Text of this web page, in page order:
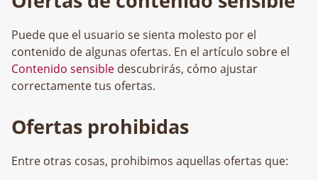
Puede que el usuario se sienta molesto por el
contenido de algunas ofertas. En el artículo sobre el
Contenido sensible descubrirás, cómo ajustar
correctamente tus ofertas.
Ofertas prohibidas
Entre otras cosas, prohibimos aquellas ofertas que: